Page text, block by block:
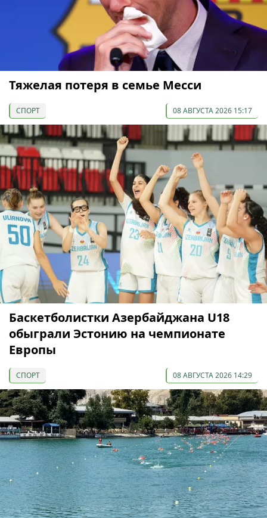
Тяжелая потеря в семье Месси
СПОРТ 08 АВГУСТА 2026 15:17
Баскетболистки Азербайджана U18
обыграли Эстонию на чемпионате
Европы
СПОРТ 08 АВГУСТА 2026 14:29